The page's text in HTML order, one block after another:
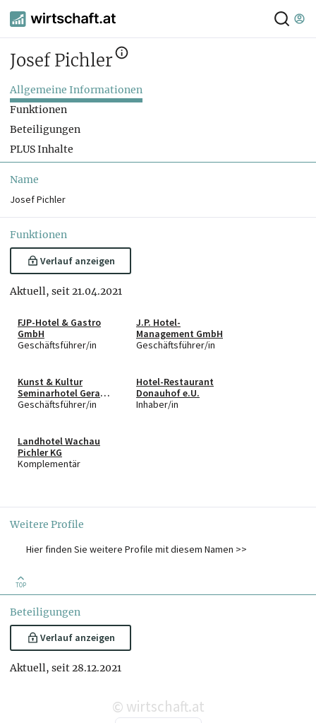
Josef Pichler
Allgemeine Informationen
Funktionen
Beteiligungen
PLUS Inhalte
Name
Josef Pichler
Funktionen
Verlauf anzeigen
Aktuell, seit 21.04.2021
FJP-Hotel & Gastro
GmbH
Geschäftsführer/in
J.P. Hotel-
Management GmbH
Geschäftsführer/in
Kunst & Kultur
Seminarhotel Geras
GmbH
Geschäftsführer/in
Hotel-Restaurant
Donauhof e.U.
Inhaber/in
Landhotel Wachau
Pichler KG
Komplementär
Weitere Profile
Hier finden Sie weitere Profile mit diesem Namen >>
TOP
Beteiligungen
Verlauf anzeigen
Aktuell, seit 28.12.2021
© wirtschaft.at